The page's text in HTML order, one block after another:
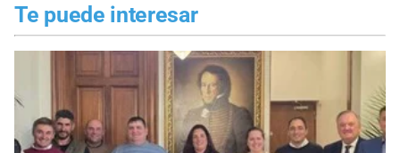
Te puede interesar